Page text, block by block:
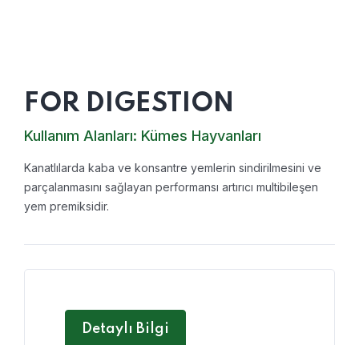
FOR DIGESTION
Kullanım Alanları: Kümes Hayvanları
Kanatlılarda kaba ve konsantre yemlerin sindirilmesini ve
parçalanmasını sağlayan performansı artırıcı multibileşen
yem premiksidir.
Detaylı Bilgi